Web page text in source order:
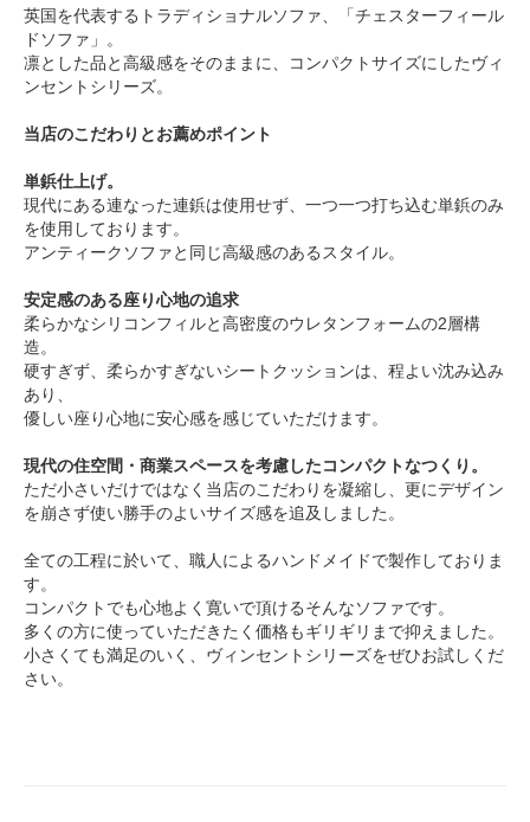
英国を代表するトラディショナルソファ、「チェスターフィール
ドソファ」。
凛とした品と高級感をそのままに、コンパクトサイズにしたヴィ
ンセントシリーズ。
当店のこだわりとお薦めポイント
単鋲仕上げ。
現代にある連なった連鋲は使用せず、一つ一つ打ち込む単鋲のみ
を使用しております。
アンティークソファと同じ高級感のあるスタイル。
安定感のある座り心地の追求
柔らかなシリコンフィルと高密度のウレタンフォームの2層構
造。
硬すぎず、柔らかすぎないシートクッションは、程よい沈み込み
あり、
優しい座り心地に安心感を感じていただけます。
現代の住空間・商業スペースを考慮したコンパクトなつくり。
ただ小さいだけではなく当店のこだわりを凝縮し、更にデザイン
を崩さず使い勝手のよいサイズ感を追及しました。
全ての工程に於いて、職人によるハンドメイドで製作しておりま
す。
コンパクトでも心地よく寛いで頂けるそんなソファです。
多くの方に使っていただきたく価格もギリギリまで抑えました。
小さくても満足のいく、ヴィンセントシリーズをぜひお試しくだ
さい。